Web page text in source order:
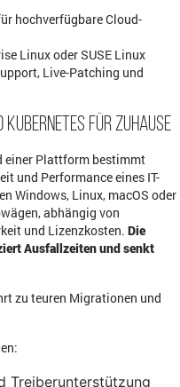
hochverfügbare Cloud-
Linux oder SUSE Linux
Live-Patching und
für Zuhause
einer Plattform bestimmt
und Performance eines IT-
Windows, Linux, macOS oder
abhängig von
und Lizenzkosten. Die
Ausfallzeiten und senkt
zu teuren Migrationen und
Treiberunterstützung